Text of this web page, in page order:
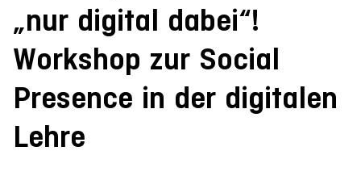
„nur digital dabei“!
Workshop zur Social
Presence in der digitalen
Lehre